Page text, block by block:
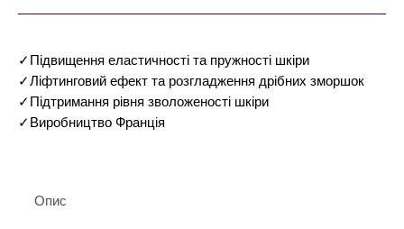
✓Підвищення еластичності та пружності шкіри
✓Ліфтинговий ефект та розгладження дрібних зморшок
✓Підтримання рівня зволоженості шкіри
✓Виробництво Франція
Опис